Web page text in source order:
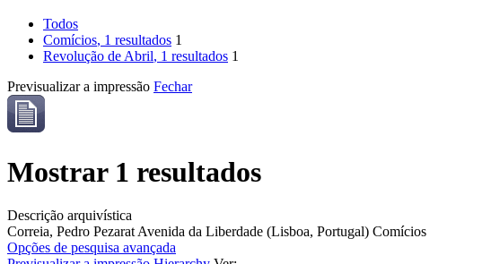
Todos
Comícios, 1 resultados 1
Revolução de Abril, 1 resultados 1
Previsualizar a impressão Fechar
Mostrar 1 resultados
Descrição arquivística
Correia, Pedro Pezarat Avenida da Liberdade (Lisboa, Portugal) Comícios
Opções de pesquisa avançada